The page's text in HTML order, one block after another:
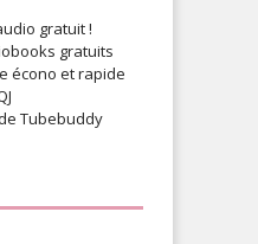
gratuit !
gratuits
écono et rapide
Tubebuddy